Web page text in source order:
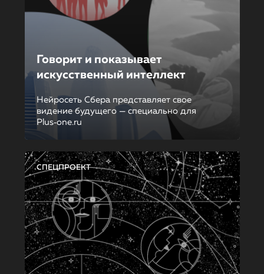
Говорит и показывает
искусственный интеллект
Нейросеть Сбера представляет свое
видение будущего — специально для
Plus‑one.ru
СПЕЦПРОЕКТ